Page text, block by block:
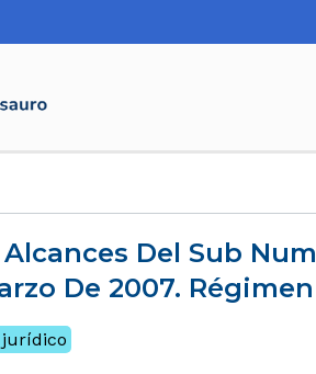
De 2007.
jurídico